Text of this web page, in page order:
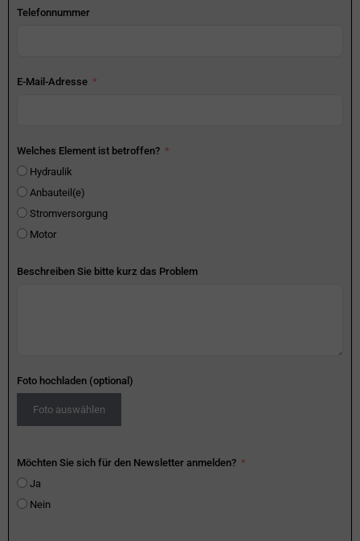
Telefonnummer
E-Mail-Adresse
Welches Element ist betroffen?
Hydraulik
Anbauteil(e)
Stromversorgung
Motor
Beschreiben Sie bitte kurz das Problem
Foto hochladen (optional)
Foto auswählen
Möchten Sie sich für den Newsletter anmelden?
Ja
Nein